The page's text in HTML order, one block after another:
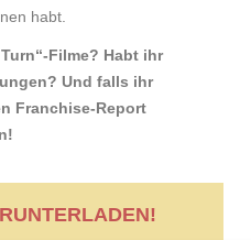
habt.
Filme? Habt ihr
Und falls ihr
Franchise-Report